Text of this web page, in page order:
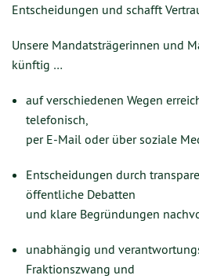
Entscheidungen und schafft
Unsere Mandatsträgerinnen und
künftig …
auf verschiedenen Wegen
telefonisch,
per E-Mail oder über soziale
Entscheidungen durch
öffentliche Debatten
und klare Begründungen
unabhängig und
Fraktionszwang und